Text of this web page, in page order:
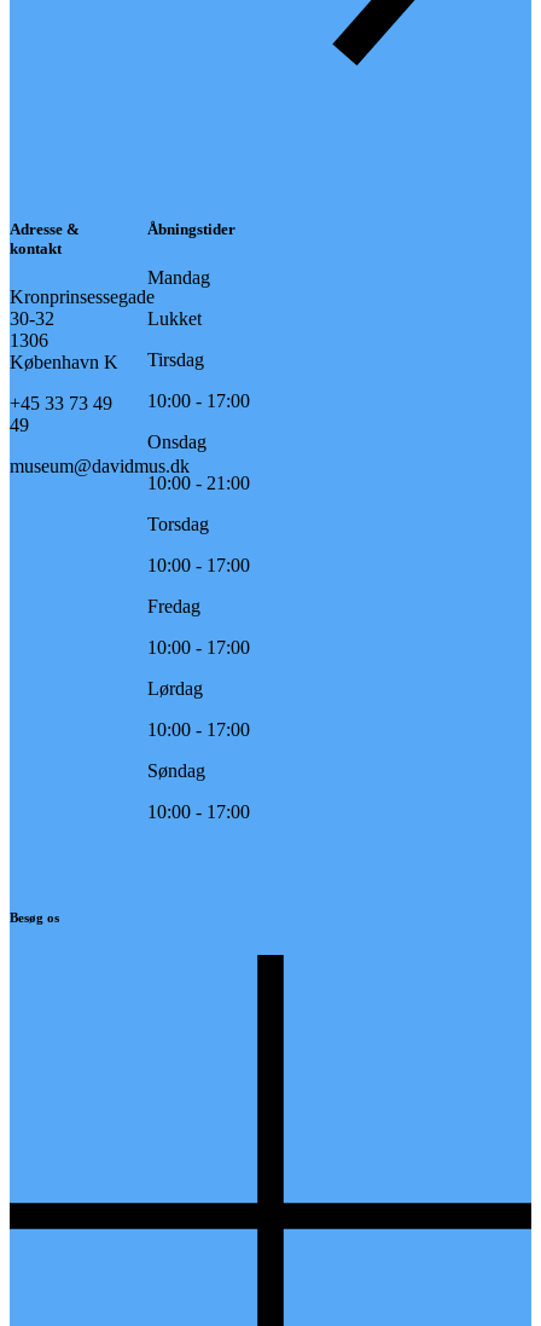
Adresse &
kontakt
Kronprinsessegade
30-32
1306
København K
+45 33 73 49
49
museum@davidmus.dk
Åbningstider
Mandag
Lukket
Tirsdag
10:00 - 17:00
Onsdag
10:00 - 21:00
Torsdag
10:00 - 17:00
Fredag
10:00 - 17:00
Lørdag
10:00 - 17:00
Søndag
10:00 - 17:00
Besøg os